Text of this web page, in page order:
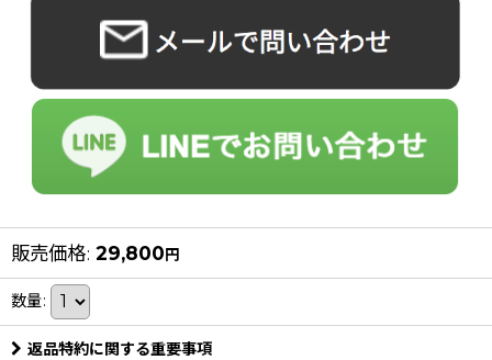
販売価格: 29,800円
数量:
返品特約に関する重要事項